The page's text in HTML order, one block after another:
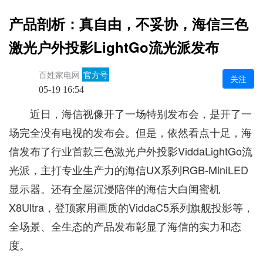
产品剖析：真自由，不妥协，海信三色
激光户外投影LightGo流光派发布
百姓家电网 官方号
05-19 16:54
关注
近日，海信视像开了一场特别发布会，是开了一
场完全没有电视的发布会。但是，依然看点十足，海
信发布了行业首款三色激光户外投影ViddaLightGo流
光派，主打专业生产力的海信UX系列RGB-MiniLED
显示器。还有全屋沉浸陪伴的海信大白闺蜜机
X8Ultra，登顶家用画质的ViddaC5系列旗舰投影等，
全场景、全生态的产品发布彰显了海信的实力和态
度。